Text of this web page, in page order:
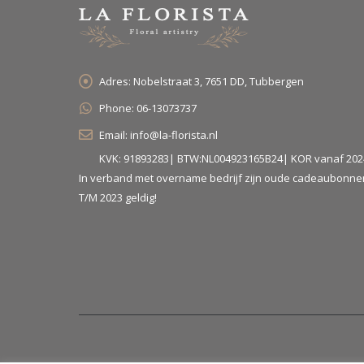
Adres: Nobelstraat 3, 7651 DD, Tubbergen
Phone: 06-13073737
Email: info@la-florista.nl
KVK: 91893283| BTW:NL004923165B24| KOR vanaf
In verband met overname bedrijf zijn oude
T/M 2023 geldig!